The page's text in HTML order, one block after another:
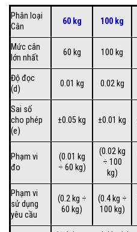
Phân loại
Cân
60 kg 100 kg
Mức cân
lớn nhất
60 kg 100 kg
Độ đọc
(d)
0.01 kg 0.02 kg
Sai số
cho phép
(e)
±0.05 kg ±0.01 kg
Phạm vi
đo
(0.01 kg
÷ 60 kg)
(0.02 kg
÷ 100
kg)
Phạm vi
sử dụng
yêu cầu
(0.2 kg ÷
60 kg)
(0.4 kg ÷
100 kg)